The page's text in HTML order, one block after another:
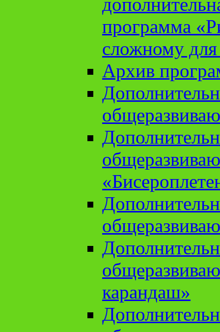
программа
сложному
Архив
карандаш»